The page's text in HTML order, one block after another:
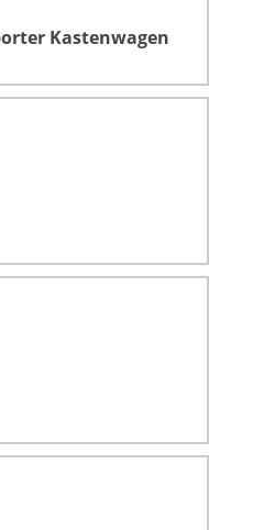
Kastenwagen